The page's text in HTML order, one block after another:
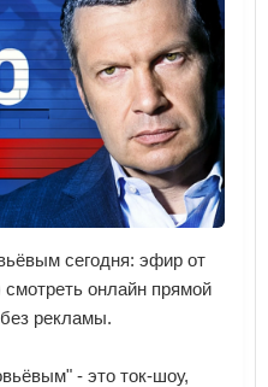
сегодня: эфир от
смотреть онлайн прямой
рекламы.
- это ток-шоу,